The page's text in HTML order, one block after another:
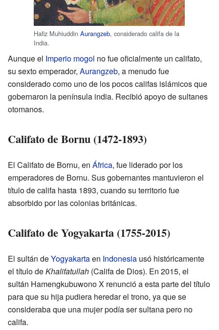
Hafiz Muhiuddin Aurangzeb, considerado califa de la
India.
Aunque el Imperio mogol no fue oficialmente un califato,
su sexto emperador, Aurangzeb, a menudo fue
considerado como uno de los pocos califas islámicos que
gobernaron la península india. Recibió apoyo de sultanes
otomanos.
Califato de Bornu (1472-1893)
El Califato de Bornu, en África, fue liderado por los
emperadores de Bornu. Sus gobernantes mantuvieron el
título de califa hasta 1893, cuando su territorio fue
absorbido por las colonias británicas.
Califato de Yogyakarta (1755-2015)
El sultán deYogyakartaen Indonesia usó históricamente
el título deKhalifatullah (Califa de Dios). En 2015, el
sultán Hamengkubuwono X renunció a esta parte del título
para que su hija pudiera heredar el trono, ya que se
consideraba que una mujer podía ser sultana pero no
califa.